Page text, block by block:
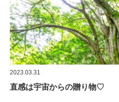
2023.03.31
直感は宇宙からの贈り物♡